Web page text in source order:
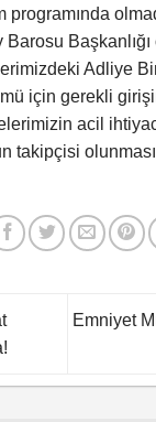
programında
Adliye
için gerekli
acil
takipçisi
Emniyet